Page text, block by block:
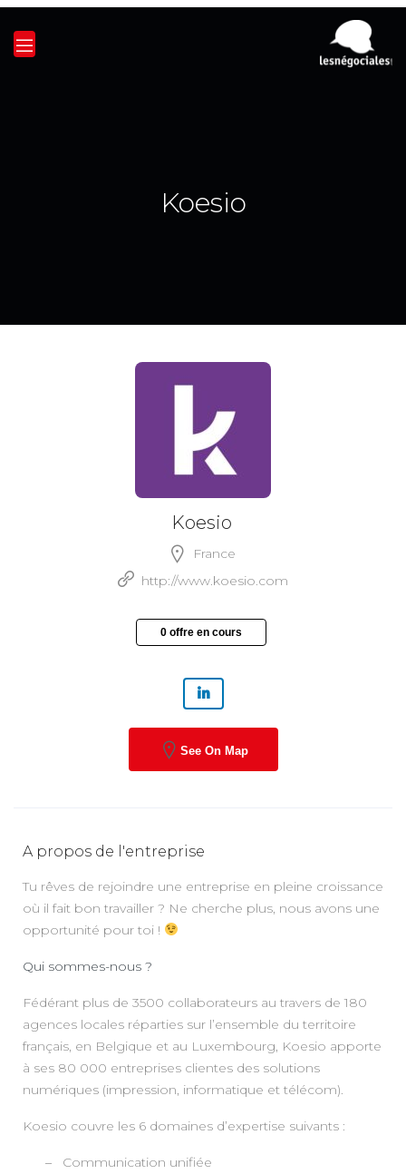
Koesio
Koesio
France
http://www.koesio.com
0 offre en cours
See On Map
A propos de l'entreprise
Tu rêves de rejoindre une entreprise en pleine croissance
où il fait bon travailler ? Ne cherche plus, nous avons une
opportunité pour toi !
Qui sommes-nous ?
Fédérant plus de 3500 collaborateurs au travers de 180
agences locales réparties sur l’ensemble du territoire
français, en Belgique et au Luxembourg, Koesio apporte
à ses 80 000 entreprises clientes des solutions
numériques (impression, informatique et télécom).
Koesio couvre les 6 domaines d’expertise suivants :
Communication unifiée